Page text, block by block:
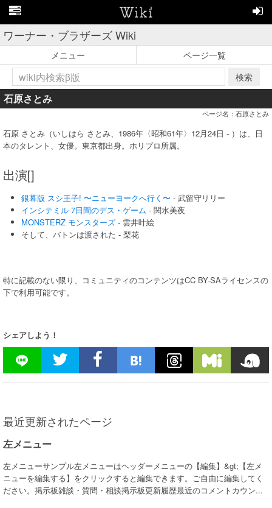
ワーナー・ブラザーズ Wiki
メニュー
ページ一覧
検索
石原さとみ
ページ名：石原さとみ
石原 さとみ（いしはら さとみ、1986年〈昭和61年〉12月24日 - ）は、日
本のタレント、女優。東京都出身。ホリプロ所属。
出演[]
銀幕版 スシ王子! 〜ニューヨークへ行く〜 - 武留守リリー
インシテミル 7日間のデス・ゲーム - 関水美夜
MONSTERZ モンスターズ - 雲井叶絵
そして、バトンは渡された - 梨花
特に記載のない限り、コミュニティのコンテンツはCC BY-SAライセンスの
下で利用可能です。
シェアしよう！
最近更新されたページ
左メニュー
左メニューサンプル左メニューはヘッダーメニューの【編集】&gt;【左メ
ニューを編集する】をクリックすると編集できます。ご自由に編集してく
ださい。掲示板雑談・質問・相談掲示板更新履歴最近のコメントカウン...